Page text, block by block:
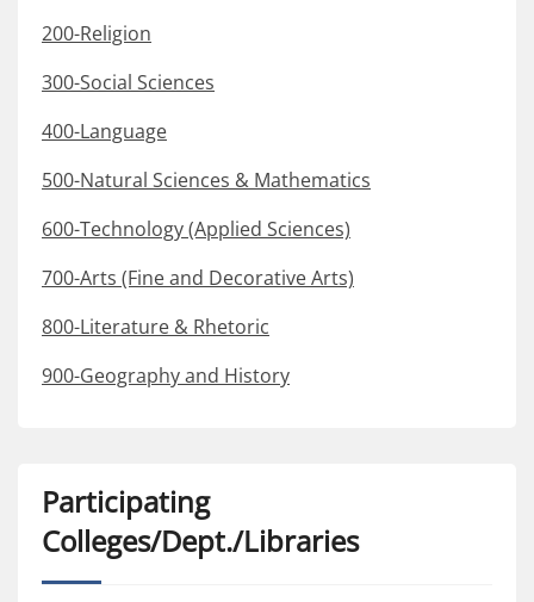
200-Religion
300-Social Sciences
400-Language
500-Natural Sciences & Mathematics
600-Technology (Applied Sciences)
700-Arts (Fine and Decorative Arts)
800-Literature & Rhetoric
900-Geography and History
Participating
Colleges/Dept./Libraries